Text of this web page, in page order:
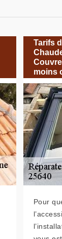
Tarifs
moins
Pour